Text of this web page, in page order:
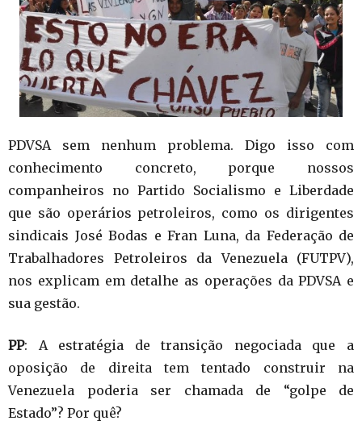
PDVSA sem nenhum problema. Digo isso com
conhecimento concreto, porque nossos
companheiros no Partido Socialismo e Liberdade
que são operários petroleiros, como os dirigentes
sindicais José Bodas e Fran Luna, da Federação de
Trabalhadores Petroleiros da Venezuela (FUTPV),
nos explicam em detalhe as operações da PDVSA e
sua gestão.
PP: A estratégia de transição negociada que a
oposição de direita tem tentado construir na
Venezuela poderia ser chamada de “golpe de
Estado”? Por quê?